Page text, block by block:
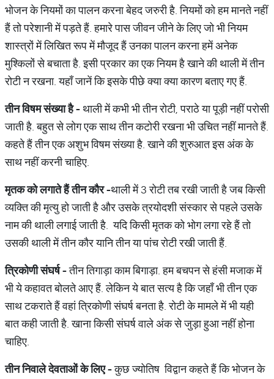
भोजन के नियमों का पालन करना बेहद जरुरी है. नियमों को हम मानते नहीं
हैं तो परेशानी में पड़ते हैं. हमारे पास जीवन जीने के लिए जो भी नियम
शास्त्रों में लिखित रूप में मौजूद हैं उनका पालन करना हमें अनेक
मुश्किलों से बचाता है. इसी प्रकार का एक नियम है खाने की थाली में तीन
रोटी न रखना. यहाँ जानें कि इसके पीछे क्या क्या कारण बताए गए हैं.
तीनविषमसंख्याहै-थाली में कभी भी तीन रोटी, पराठे या पूड़ी नहीं परोसी
जाती है. बहुत से लोग एक साथ तीन कटोरी रखना भी उचित नहीं मानते हैं.
कहते हैं तीन एक अशुभ विषम संख्या है. खाने की शुरुआत इस अंक के
साथ नहीं करनी चाहिए.
मृतककोलगातेहैंतीनकौर-थाली में 3 रोटी तब रखी जाती है जब किसी
व्यक्ति की मृत्यु हो जाती है और उसके त्रयोदशी संस्कार से पहले उसके
नाम की थाली लगाई जाती है. यदि किसी मृतक को भोग लगा रहे हैं तो
उसकी थाली में तीन कौर यानि तीन या पांच रोटी रखी जाती हैं.
त्रिकोणीसंघर्ष-तीन तिगाड़ा काम बिगाड़ा. हम बचपन से हंसी मजाक में
भी ये कहावत बोलते आए हैं. लेकिन ये बात सत्य है कि जहाँ भी तीन एक
साथ टकराते हैं वहां त्रिकोणी संघर्ष बनता है. रोटी के मामले में भी यही
बात कही जाती है. खाना किसी संघर्ष वाले अंक से जुड़ा हुआ नहीं होना
चाहिए.
तीननिवालेदेवताओंकेलिए-कुछ ज्योतिष विद्वान कहते हैं कि भोजन के